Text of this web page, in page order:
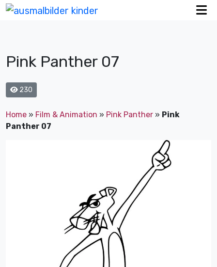
Pink Panther 07
230
Home » Film & Animation » Pink Panther » Pink
Panther 07